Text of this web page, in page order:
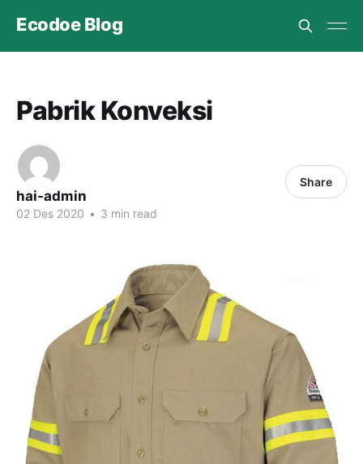
Ecodoe Blog
Pabrik Konveksi
hai-admin
02 Des 2020 • 3 min read
Share